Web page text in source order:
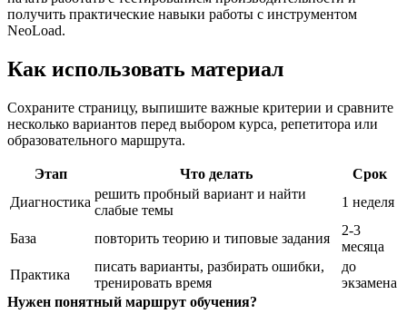
получить практические навыки работы с инструментом
NeoLoad.
Как использовать материал
Сохраните страницу, выпишите важные критерии и сравните
несколько вариантов перед выбором курса, репетитора или
образовательного маршрута.
Этап Что делать
Срок
Диагностика
решить пробный вариант и найти
слабые темы
1 неделя
База повторить теорию и типовые задания
2-3
месяца
Практика
писать варианты, разбирать ошибки,
тренировать время
до
экзамена
Нужен понятный маршрут обучения?